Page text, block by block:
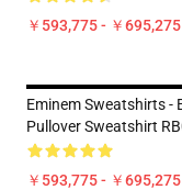
￥593,775 - ￥695,275
Eminem Sweatshirts -
Pullover Sweatshirt
￥593,775 - ￥695,275